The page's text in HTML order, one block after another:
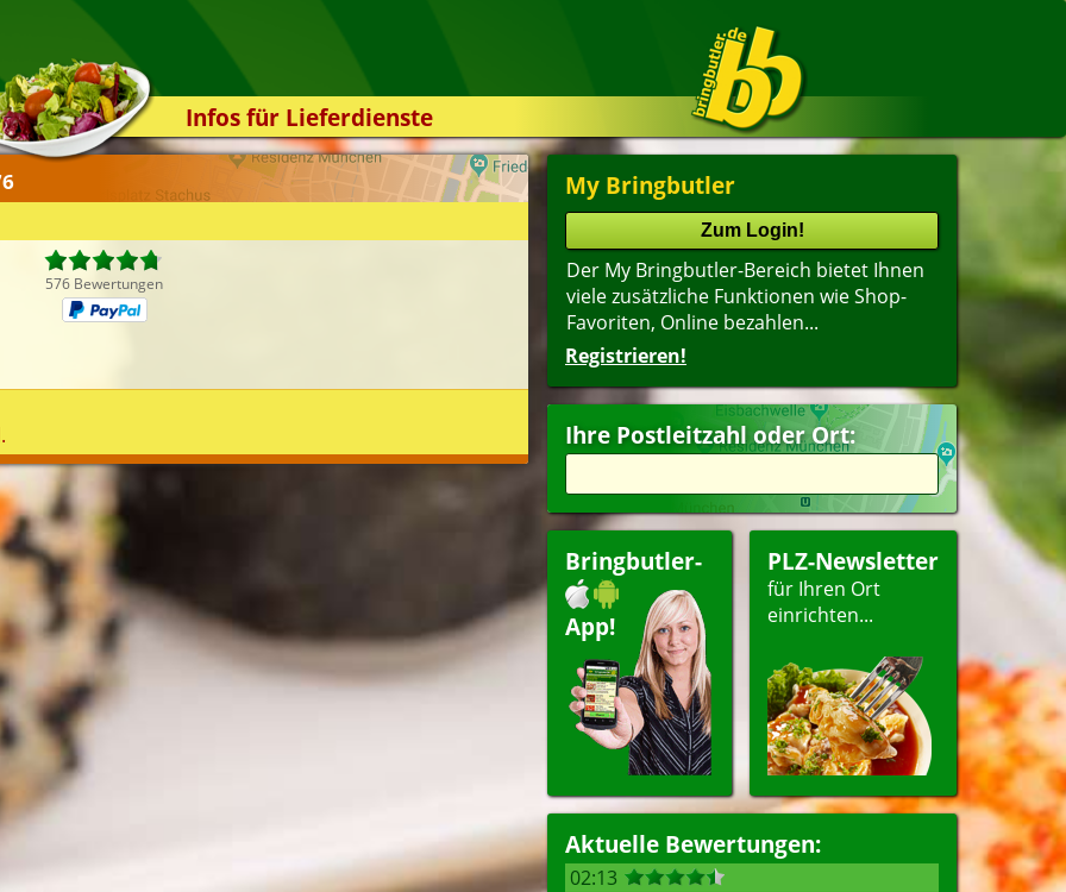
Infos für Lieferdienste
Kassensystem
Zuverlässigkeit
Styles
My Bringbutler
Der My Bringbutler-Bereich bietet Ihnen
viele zusätzliche Funktionen wie Shop-
Favoriten, Online bezahlen...
Registrieren!
Ihre Postleitzahl oder Ort:
Bringbutler-
App!
PLZ-Newsletter
für Ihren Ort
einrichten...
Aktuelle Bewertungen:
02:13
576 Bewertungen